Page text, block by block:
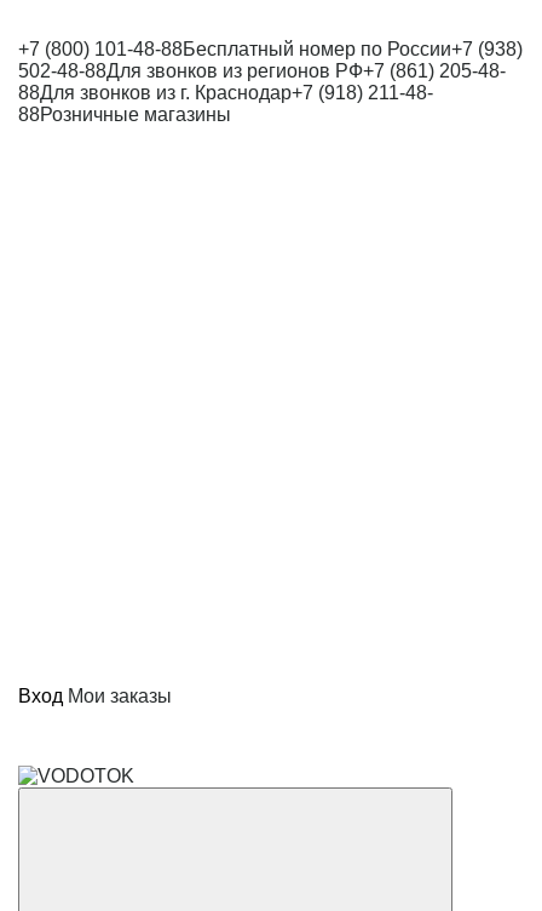
+7 (800) 101-48-88Бесплатный номер по России+7 (938)
502-48-88Для звонков из регионов РФ+7 (861) 205-48-
88Для звонков из г. Краснодар+7 (918) 211-48-
88Розничные магазины
Вход Мои заказы